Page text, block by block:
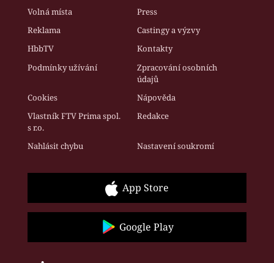
Volná místa
Press
Reklama
Castingy a výzvy
HbbTV
Kontakty
Podmínky užívání
Zpracování osobních
údajů
Cookies
Nápověda
Vlastník FTV Prima spol.
s r.o.
Redakce
Nahlásit chybu Nastavení soukromí
App Store
Google Play